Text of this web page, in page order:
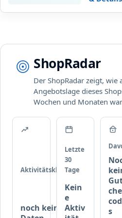
g
e
n
M
i
n
e
r
ShopRadar
Der ShopRadar zeigt, wie
Angebotslage dieses
Wochen und Monaten
Aktivitätsklasse
noch keine
Letzte
30
Tage
Kein
e
Aktiv
s